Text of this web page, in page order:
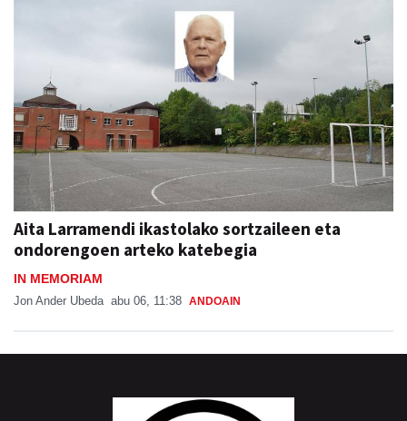
Aita Larramendi ikastolako sortzaileen eta
ondorengoen arteko katebegia
IN MEMORIAM
Jon Ander Ubeda abu 06, 11:38 ANDOAIN